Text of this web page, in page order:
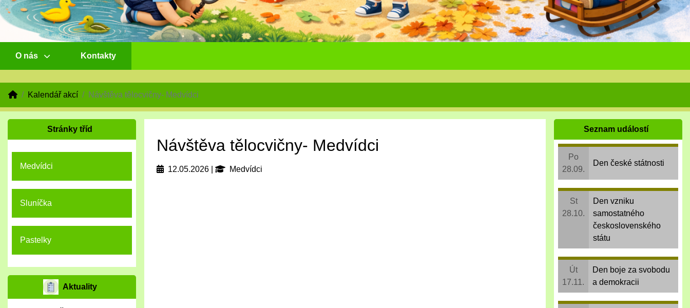
O nás Kontakty
Kalendář akcí Návštěva tělocvičny- Medvídci
Návštěva tělocvičny- Medvídci
12.05.2026 Medvídci
Stránky tříd
Medvídci
Sluníčka
Pastelky
Aktuality
Seznam událostí
Po
28.09.
Den české státnosti
St
28.10.
Den vzniku
samostatného
československého
státu
Út
17.11.
Den boje za svobodu
a demokracii